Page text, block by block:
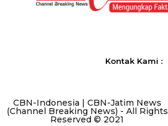
Kontak Kami :
CBN-Indonesia | CBN-Jatim News
(Channel Breaking News) - All Rights
Reserved © 2021